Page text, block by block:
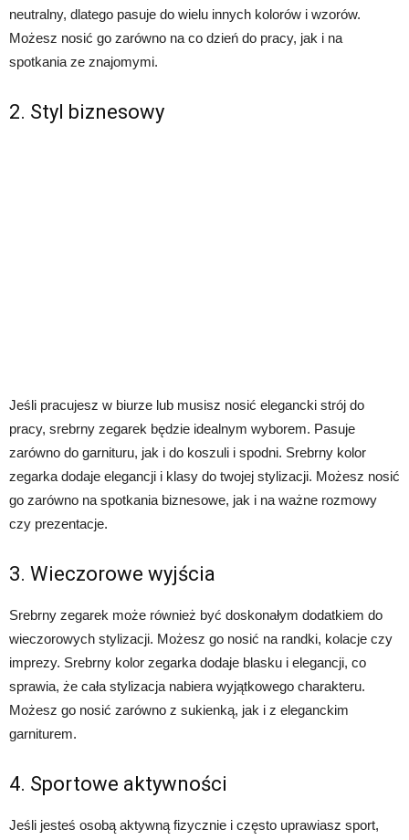
neutralny, dlatego pasuje do wielu innych kolorów i wzorów.
Możesz nosić go zarówno na co dzień do pracy, jak i na
spotkania ze znajomymi.
2. Styl biznesowy
Jeśli pracujesz w biurze lub musisz nosić elegancki strój do
pracy, srebrny zegarek będzie idealnym wyborem. Pasuje
zarówno do garnituru, jak i do koszuli i spodni. Srebrny kolor
zegarka dodaje elegancji i klasy do twojej stylizacji. Możesz nosić
go zarówno na spotkania biznesowe, jak i na ważne rozmowy
czy prezentacje.
3. Wieczorowe wyjścia
Srebrny zegarek może również być doskonałym dodatkiem do
wieczorowych stylizacji. Możesz go nosić na randki, kolacje czy
imprezy. Srebrny kolor zegarka dodaje blasku i elegancji, co
sprawia, że cała stylizacja nabiera wyjątkowego charakteru.
Możesz go nosić zarówno z sukienką, jak i z eleganckim
garniturem.
4. Sportowe aktywności
Jeśli jesteś osobą aktywną fizycznie i często uprawiasz sport,